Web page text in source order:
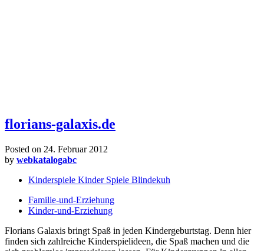
florians-galaxis.de
Posted on 24. Februar 2012
by webkatalogabc
Kinderspiele Kinder Spiele Blindekuh
Familie-und-Erziehung
Kinder-und-Erziehung
Florians Galaxis bringt Spaß in jeden Kindergeburtstag. Denn hier
finden sich zahlreiche Kinderspielideen, die Spaß machen und die